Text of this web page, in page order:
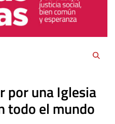
por una Iglesia
todo el mundo